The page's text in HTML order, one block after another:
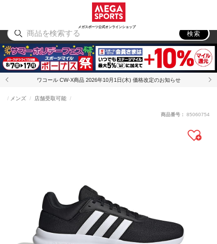
メガスポーツ公式オンラインショップ
アウトドア
検索
ワコール CW-X商品 2026年10月1日(木) 価格改定のお知らせ
メンズ 店舗受取可能
商品番号： 85060754